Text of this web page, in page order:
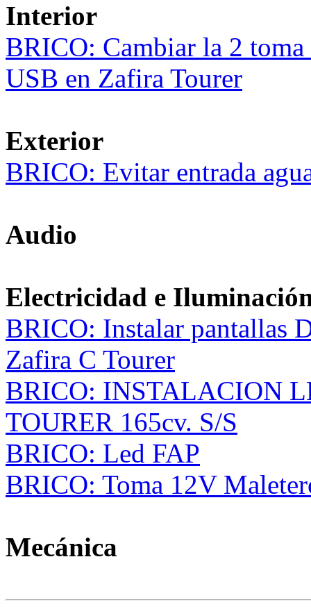
Interior
BRICO: Cambiar la 2 toma
USB en Zafira Tourer
Exterior
BRICO: Evitar entrada
Audio
Electricidad e
BRICO: Instalar pantallas
Zafira C Tourer
BRICO: INSTALACION
TOURER 165cv. S/S
BRICO: Led FAP
BRICO: Toma 12V
Mecánica